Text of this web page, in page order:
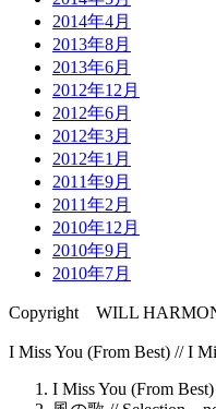
2014年4月
2013年8月
2013年6月
2012年12月
2012年6月
2012年3月
2012年1月
2011年9月
2011年2月
2010年12月
2010年9月
2010年7月
Copyright WILL
I Miss You (From Best) //I
I Miss You (From